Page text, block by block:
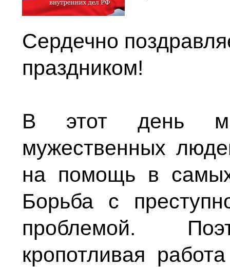
Сердечно
праздником!
В этот день
мужественных
на помощь в самых
Борьба с
проблемой.
кропотливая